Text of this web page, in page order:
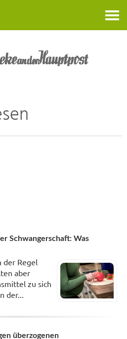
Schwangerschaft: Was
der Regel
aber
zu sich
der...
überzogenen